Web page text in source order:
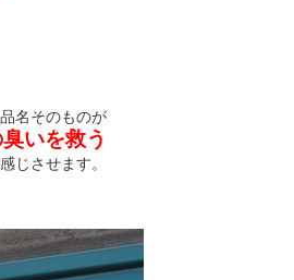
名そのものが
いを救う
じさせます。